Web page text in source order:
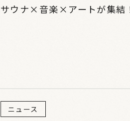
サウナ×音楽×アートが集結
ニュース